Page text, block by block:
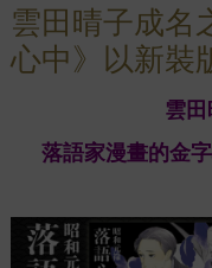
雲田晴子成名
心中》以新裝
雲
落語家漫畫的金